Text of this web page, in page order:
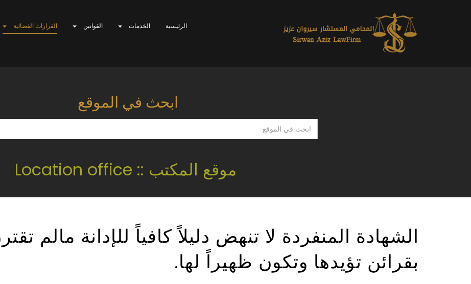
الرئيسية الخدمات القوانين القرارات القضائية
ابحث في الموقع
ابحث
في
موقع المكتب :: Location office
الشهادة المنفردة لا تنهض دليلاً كافياً للإدانة مالم
بقرائن تؤيدها وتكون ظهيراً لها.